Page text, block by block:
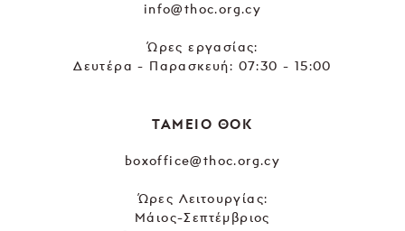
info@thoc.org.cy
Ώρες εργασίας:
Δευτέρα - Παρασκευή: 07:30 - 15:00
ΤΑΜΕΙΟ ΘΟΚ
boxoffice@thoc.org.cy
Ώρες Λειτουργίας:
Μάιος-Σεπτέμβριος